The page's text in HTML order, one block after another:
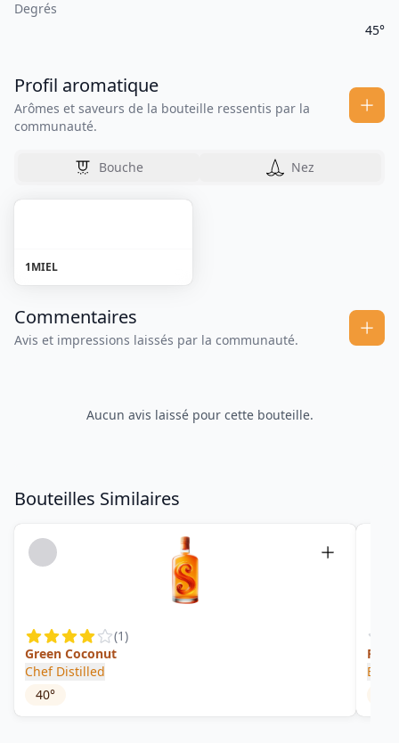
Degrés
45°
Profil aromatique
Arômes et saveurs de la bouteille ressentis par la
communauté.
Bouche Nez
1MIEL
Commentaires
Avis et impressions laissés par la communauté.
Aucun avis laissé pour cette bouteille.
Bouteilles Similaires
(1)
Green Coconut
Chef Distilled
40°
Pink